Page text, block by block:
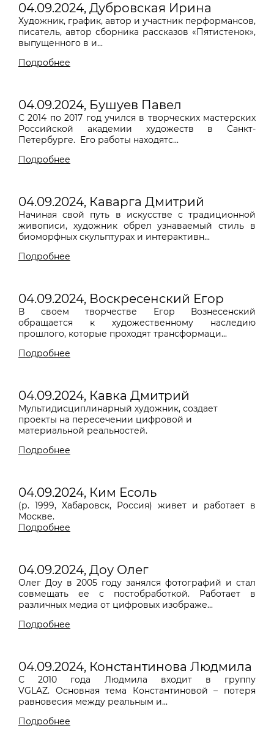
04.09.2024, Дубровская Ирина
Художник, график, автор и участник перформансов,
писатель, автор сборника рассказов «Пятистенок»,
выпущенного в и...
Подробнее
04.09.2024, Бушуев Павел
С 2014 по 2017 год учился в творческих мастерских
Российской академии художеств в Санкт-
Петербурге. Его работы находятс...
Подробнее
04.09.2024, Каварга Дмитрий
Начиная свой путь в искусстве с традиционной
живописи, художник обрел узнаваемый стиль в
биоморфных скульптурах и интерактивн...
Подробнее
04.09.2024, Воскресенский Егор
В своем творчестве Егор Вознесенский
обращается к художественному наследию
прошлого, которые проходят трансформаци...
Подробнее
04.09.2024, Кавка Дмитрий
Мультидисциплинарный художник, создает
проекты на пересечении цифровой и
материальной реальностей.
Подробнее
04.09.2024, Ким Есоль
(р. 1999, Хабаровск, Россия) живет и работает в
Москве.
Подробнее
04.09.2024, Доу Олег
Олег Доу в 2005 году занялся фотографий и стал
совмещать ее с постобработкой. Работает в
различных медиа от цифровых изображе...
Подробнее
04.09.2024, Константинова Людмила
С 2010 года Людмила входит в группу
VGLAZ. Основная тема Константиновой – потеря
равновесия между реальным и...
Подробнее